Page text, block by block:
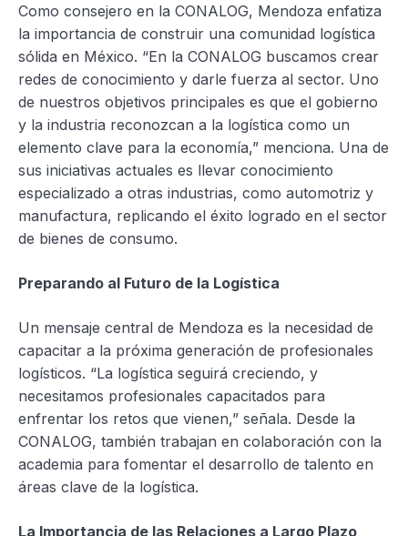
Como consejero en la CONALOG, Mendoza enfatiza
la importancia de construir una comunidad logística
sólida en México. “En la CONALOG buscamos crear
redes de conocimiento y darle fuerza al sector. Uno
de nuestros objetivos principales es que el gobierno
y la industria reconozcan a la logística como un
elemento clave para la economía,” menciona. Una de
sus iniciativas actuales es llevar conocimiento
especializado a otras industrias, como automotriz y
manufactura, replicando el éxito logrado en el sector
de bienes de consumo.
Preparando al Futuro de la Logística
Un mensaje central de Mendoza es la necesidad de
capacitar a la próxima generación de profesionales
logísticos. “La logística seguirá creciendo, y
necesitamos profesionales capacitados para
enfrentar los retos que vienen,” señala. Desde la
CONALOG, también trabajan en colaboración con la
academia para fomentar el desarrollo de talento en
áreas clave de la logística.
La Importancia de las Relaciones a Largo Plazo